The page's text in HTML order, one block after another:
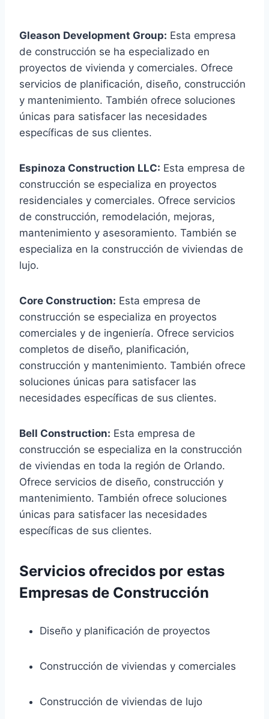
Gleason Development Group: Esta empresa
de construcción se ha especializado en
proyectos de vivienda y comerciales. Ofrece
servicios de planificación, diseño, construcción
y mantenimiento. También ofrece soluciones
únicas para satisfacer las necesidades
específicas de sus clientes.
Espinoza Construction LLC: Esta empresa de
construcción se especializa en proyectos
residenciales y comerciales. Ofrece servicios
de construcción, remodelación, mejoras,
mantenimiento y asesoramiento. También se
especializa en la construcción de viviendas de
lujo.
Core Construction: Esta empresa de
construcción se especializa en proyectos
comerciales y de ingeniería. Ofrece servicios
completos de diseño, planificación,
construcción y mantenimiento. También ofrece
soluciones únicas para satisfacer las
necesidades específicas de sus clientes.
Bell Construction: Esta empresa de
construcción se especializa en la construcción
de viviendas en toda la región de Orlando.
Ofrece servicios de diseño, construcción y
mantenimiento. También ofrece soluciones
únicas para satisfacer las necesidades
específicas de sus clientes.
Servicios ofrecidos por estas
Empresas de Construcción
Diseño y planificación de proyectos
Construcción de viviendas y comerciales
Construcción de viviendas de lujo